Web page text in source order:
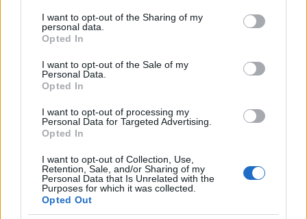
not limited to your visit or usage behaviour. You may click to
grant or deny consent to Google and its third-party tags to
use your data for below specified purposes in below Google
consent section.
I want to opt-out of the Sharing of my
personal data.
Opted In
I want to opt-out of the Sale of my
Personal Data.
Opted In
I want to opt-out of processing my
Personal Data for Targeted Advertising.
Opted In
I want to opt-out of Collection, Use,
Retention, Sale, and/or Sharing of my
Personal Data that Is Unrelated with the
Purposes for which it was collected.
Opted Out
Igen, ez is megtörténhet Budapesten, nem csak a
leromlás és a pusztulás!